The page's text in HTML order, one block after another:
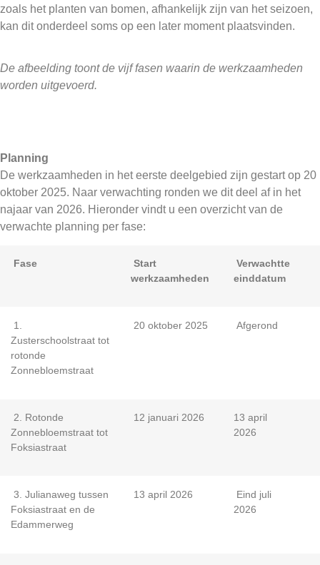
zoals het planten van bomen, afhankelijk zijn van het seizoen,
kan dit onderdeel soms op een later moment plaatsvinden.
De afbeelding toont de vijf fasen waarin de werkzaamheden
worden uitgevoerd.
Planning
De werkzaamheden in het eerste deelgebied zijn gestart op 20
oktober 2025. Naar verwachting ronden we dit deel af in het
najaar van 2026. Hieronder vindt u een overzicht van de
verwachte planning per fase:
Fase
Start
werkzaamheden
Verwachtte
einddatum
1.
Zusterschoolstraat tot
rotonde
Zonnebloemstraat
20 oktober 2025 Afgerond
2. Rotonde
Zonnebloemstraat tot
Foksiastraat
12 januari 2026
13 april
2026
3. Julianaweg tussen
Foksiastraat en de
Edammerweg
13 april 2026
Eind juli
2026